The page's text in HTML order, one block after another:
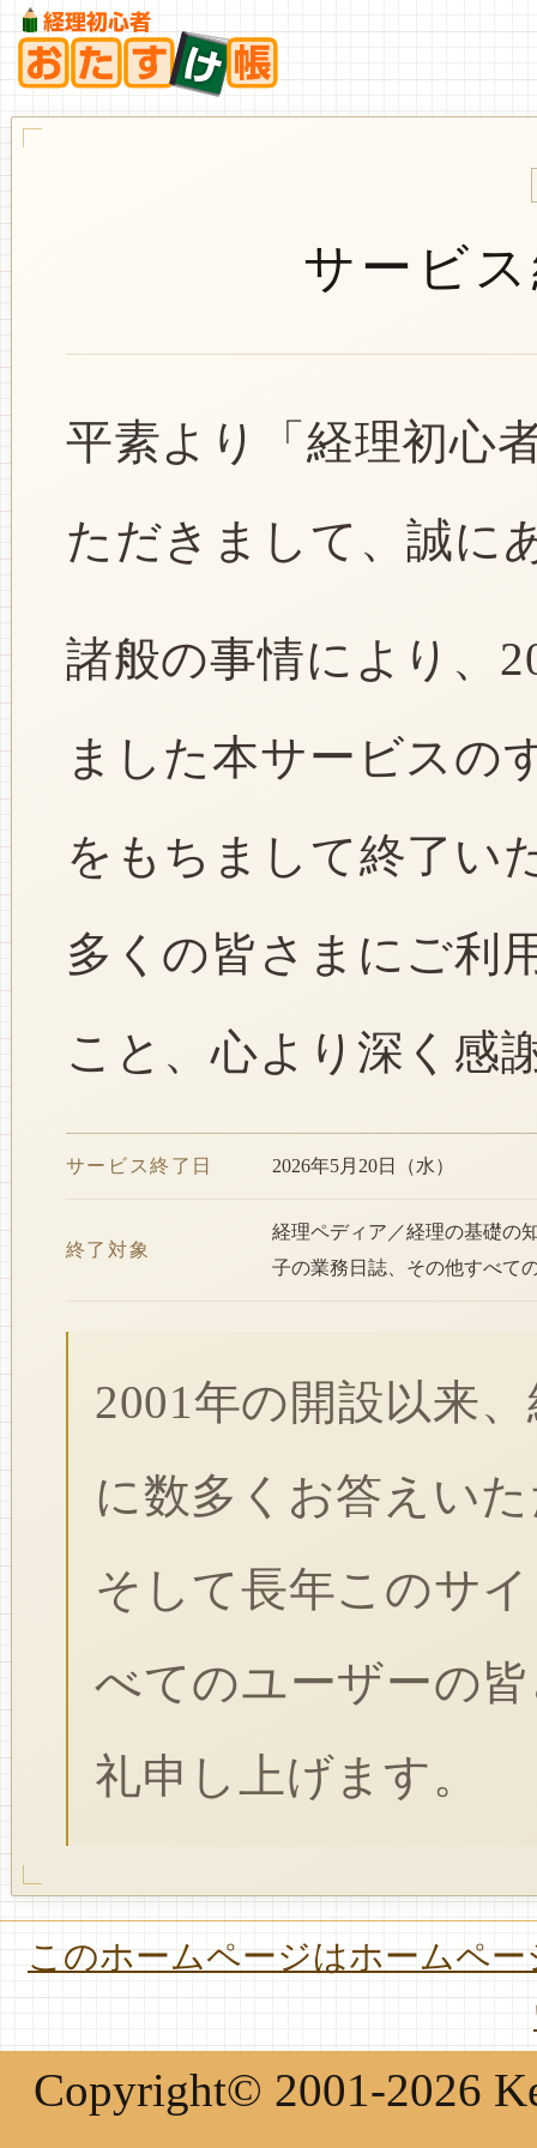
サービ
平素より「経理初心
ただきまして、誠に
諸般の事情により、
ました本サービスの
をもちまして終了い
多くの皆さまにご利
こと、心より深く感
サービス終了日 2026年5月20日（水）
終了対象
経理ペディア／経理の基礎の
子の業務日誌、その他すべて
2001年の開設以来
に数多くお答えい
そして長年このサ
べてのユーザーの
礼申し上げます。
このホームページはホームペ
Copyright© 2001-2026